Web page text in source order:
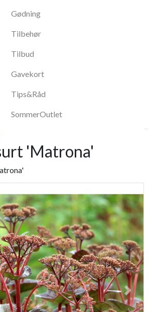
Gødning
Tilbehør
Tilbud
Gavekort
Tips&Råd
SommerOutlet
'Matrona'
Next